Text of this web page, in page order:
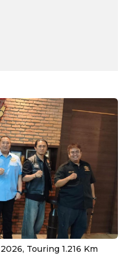
Touring 1.216 Km